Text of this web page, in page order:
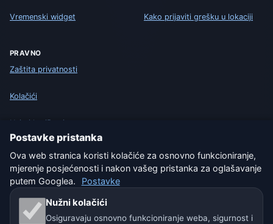
Vremenski widget Kako prijaviti grešku u lokaciji
PRAVNO
Zaštita privatnosti
Kolačići
Uvjeti korištenja
Isključenje odgovornosti
Pomažemo životinjama
Sitemap
Postavke pristanka
Ova web stranica koristi kolačiće za osnovno funkcioniranje,
mjerenje posjećenosti i nakon vašeg pristanka za oglašavanje
putem Googlea.
Postavke
Nužni kolačići
Osiguravaju osnovno funkcioniranje weba, sigurnost i